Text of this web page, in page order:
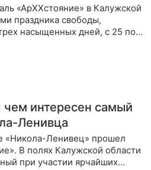
«АрХХстояние» в Калужской
праздника свободы,
насыщенных дней, с 25 по
чем интересен самый
Ленивца
«Никола-Ленивец» прошел
В полях Калужской области
при участии ярчайших